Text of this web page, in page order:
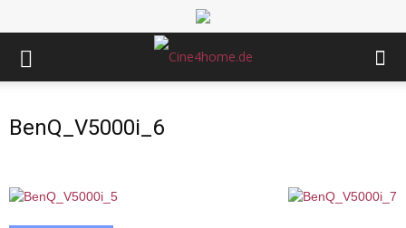
BenQ_V5000i_6